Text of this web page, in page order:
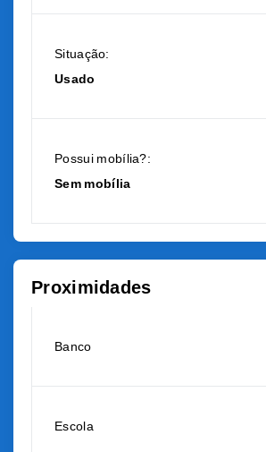
Situação:
Usado
Possui mobília?:
Sem mobília
Proximidades
Banco
Escola